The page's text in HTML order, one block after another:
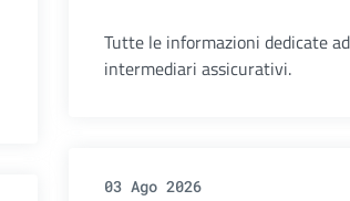
Tutte le informazioni dedicate
intermediari assicurativi.
03 Ago 2026